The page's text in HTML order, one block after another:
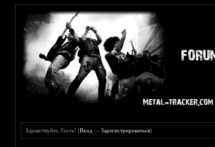
Здравствуйте, Гость! (Вход —Зарегистрироваться)